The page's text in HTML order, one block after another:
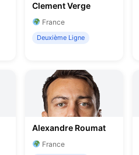
Clement Verge
France
Deuxième Ligne
Alexandre Roumat
France